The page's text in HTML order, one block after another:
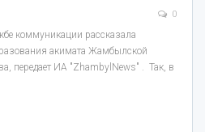
0
коммуникации рассказала
акимата Жамбылской
передает ИА "ZhambylNews" . Так, в